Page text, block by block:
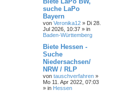
suche LaPo
Bayern
von Veronika12 » Di 28.
Jul 2026, 10:37 » in
Baden-Württemberg
Biete Hessen -
Suche
Niedersachsen/
NRW / RLP
von tauschverfahren »
Mo 11. Apr 2022, 07:03
» in Hessen